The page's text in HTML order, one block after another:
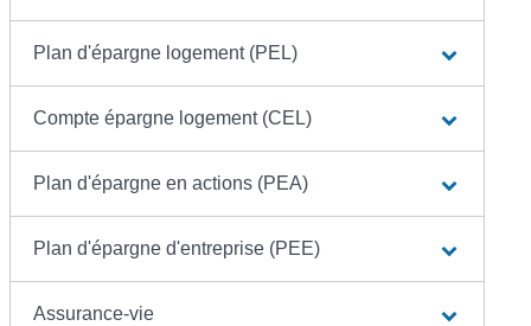
Plan d'épargne logement (PEL)
Compte épargne logement (CEL)
Plan d'épargne en actions (PEA)
Plan d'épargne d'entreprise (PEE)
Assurance-vie